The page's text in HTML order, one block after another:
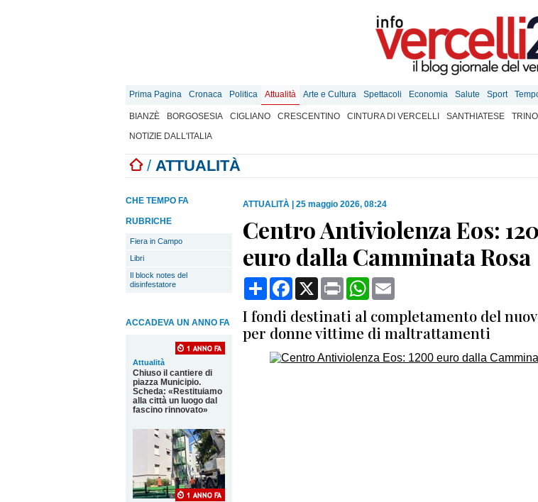
Prima Pagina Cronaca Politica Attualità Arte e Cultura Spettacoli Economia Salute Sport
BIANZÈ BORGOSESIA CIGLIANO CRESCENTINO CINTURA DI VERCELLI SANTHIATESE TRINO
NOTIZIE DALL'ITALIA
/ ATTUALITÀ
CHE TEMPO FA
RUBRICHE
Fiera in Campo
Libri
Il block notes del
disinfestatore
ACCADEVA UN ANNO FA
Attualità
Chiuso il cantiere di
piazza Municipio.
Scheda: «Restituiamo
alla città un luogo dal
fascino rinnovato»
ATTUALITÀ 25 maggio 2026, 08:24
Centro Antiviolenza Eos:
euro dalla Camminata Rosa
CondividiFacebook
X Print WhatsApp
I fondi destinati al completamento del
per donne vittime di maltrattamenti